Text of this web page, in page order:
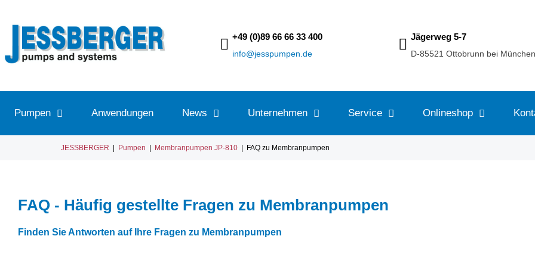
+49 (0)89 66 66 33 400
info@jesspumpen.de
Jägerweg 5-7
D-85521 Ottobrunn bei München
Pumpen Anwendungen News Unternehmen Service Onlineshop
JESSBERGER Pumpen Membranpumpen JP-810 FAQ zu Membranpumpen
FAQ - Häufig gestellte Fragen zu Membranpumpen
Finden Sie Antworten auf Ihre Fragen zu Membranpumpen